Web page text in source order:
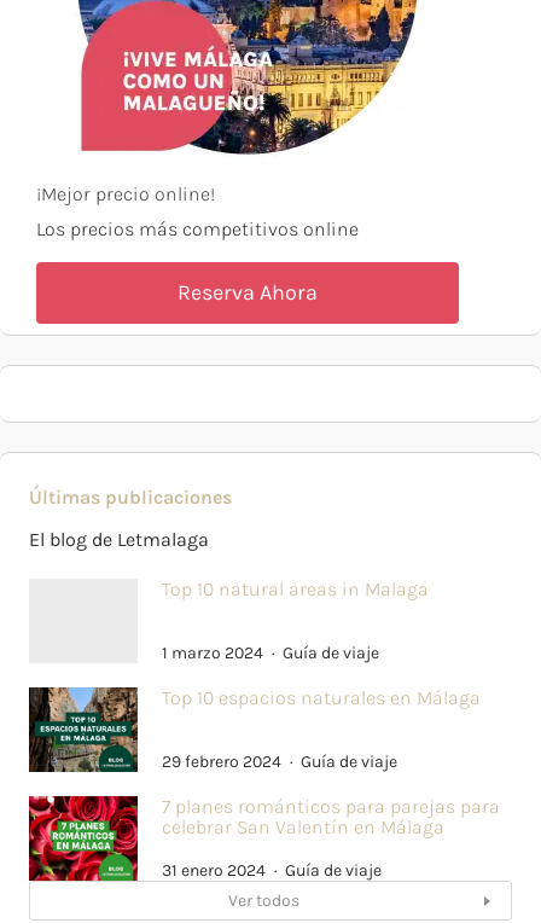
¡Mejor precio online!
Los precios más competitivos online
Reserva Ahora
Últimas publicaciones
El blog de Letmalaga
Top 10 natural areas in Malaga
1 marzo 2024 Guía de viaje
Top 10 espacios naturales en Málaga
29 febrero 2024 Guía de viaje
7 planes románticos para parejas para
celebrar San Valentín en Málaga
31 enero 2024
Guía de viaje
Ver todos